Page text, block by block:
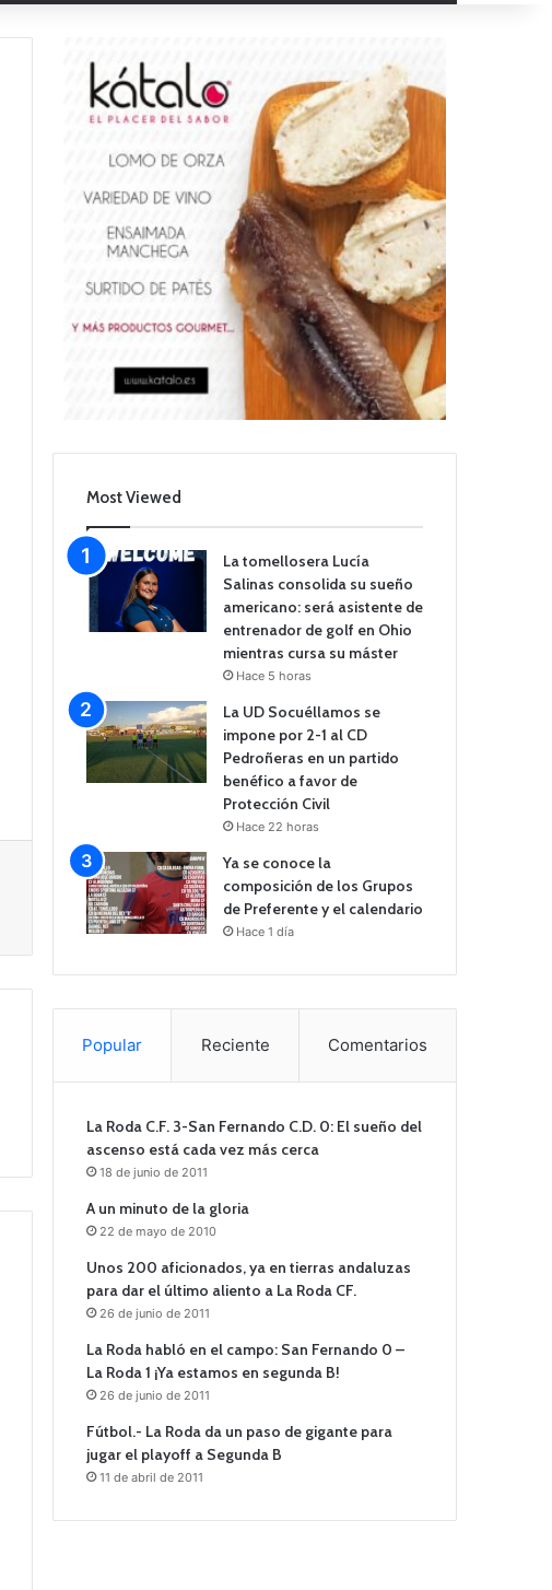
Most Viewed
La tomellosera Lucía
Salinas consolida su sueño
americano: será asistente de
entrenador de golf en Ohio
mientras cursa su máster
Hace 5 horas
La UD Socuéllamos se
impone por 2-1 al CD
Pedroñeras en un partido
benéfico a favor de
Protección Civil
Hace 22 horas
Ya se conoce la
composición de los Grupos
de Preferente y el calendario
Hace 1 día
Popular Reciente Comentarios
La Roda C.F. 3-San Fernando C.D. 0: El sueño del
ascenso está cada vez más cerca
18 de junio de 2011
A un minuto de la gloria
22 de mayo de 2010
Unos 200 aficionados, ya en tierras andaluzas
para dar el último aliento a La Roda CF.
26 de junio de 2011
La Roda habló en el campo: San Fernando 0 –
La Roda 1 ¡Ya estamos en segunda B!
26 de junio de 2011
Fútbol.- La Roda da un paso de gigante para
jugar el playoff a Segunda B
11 de abril de 2011